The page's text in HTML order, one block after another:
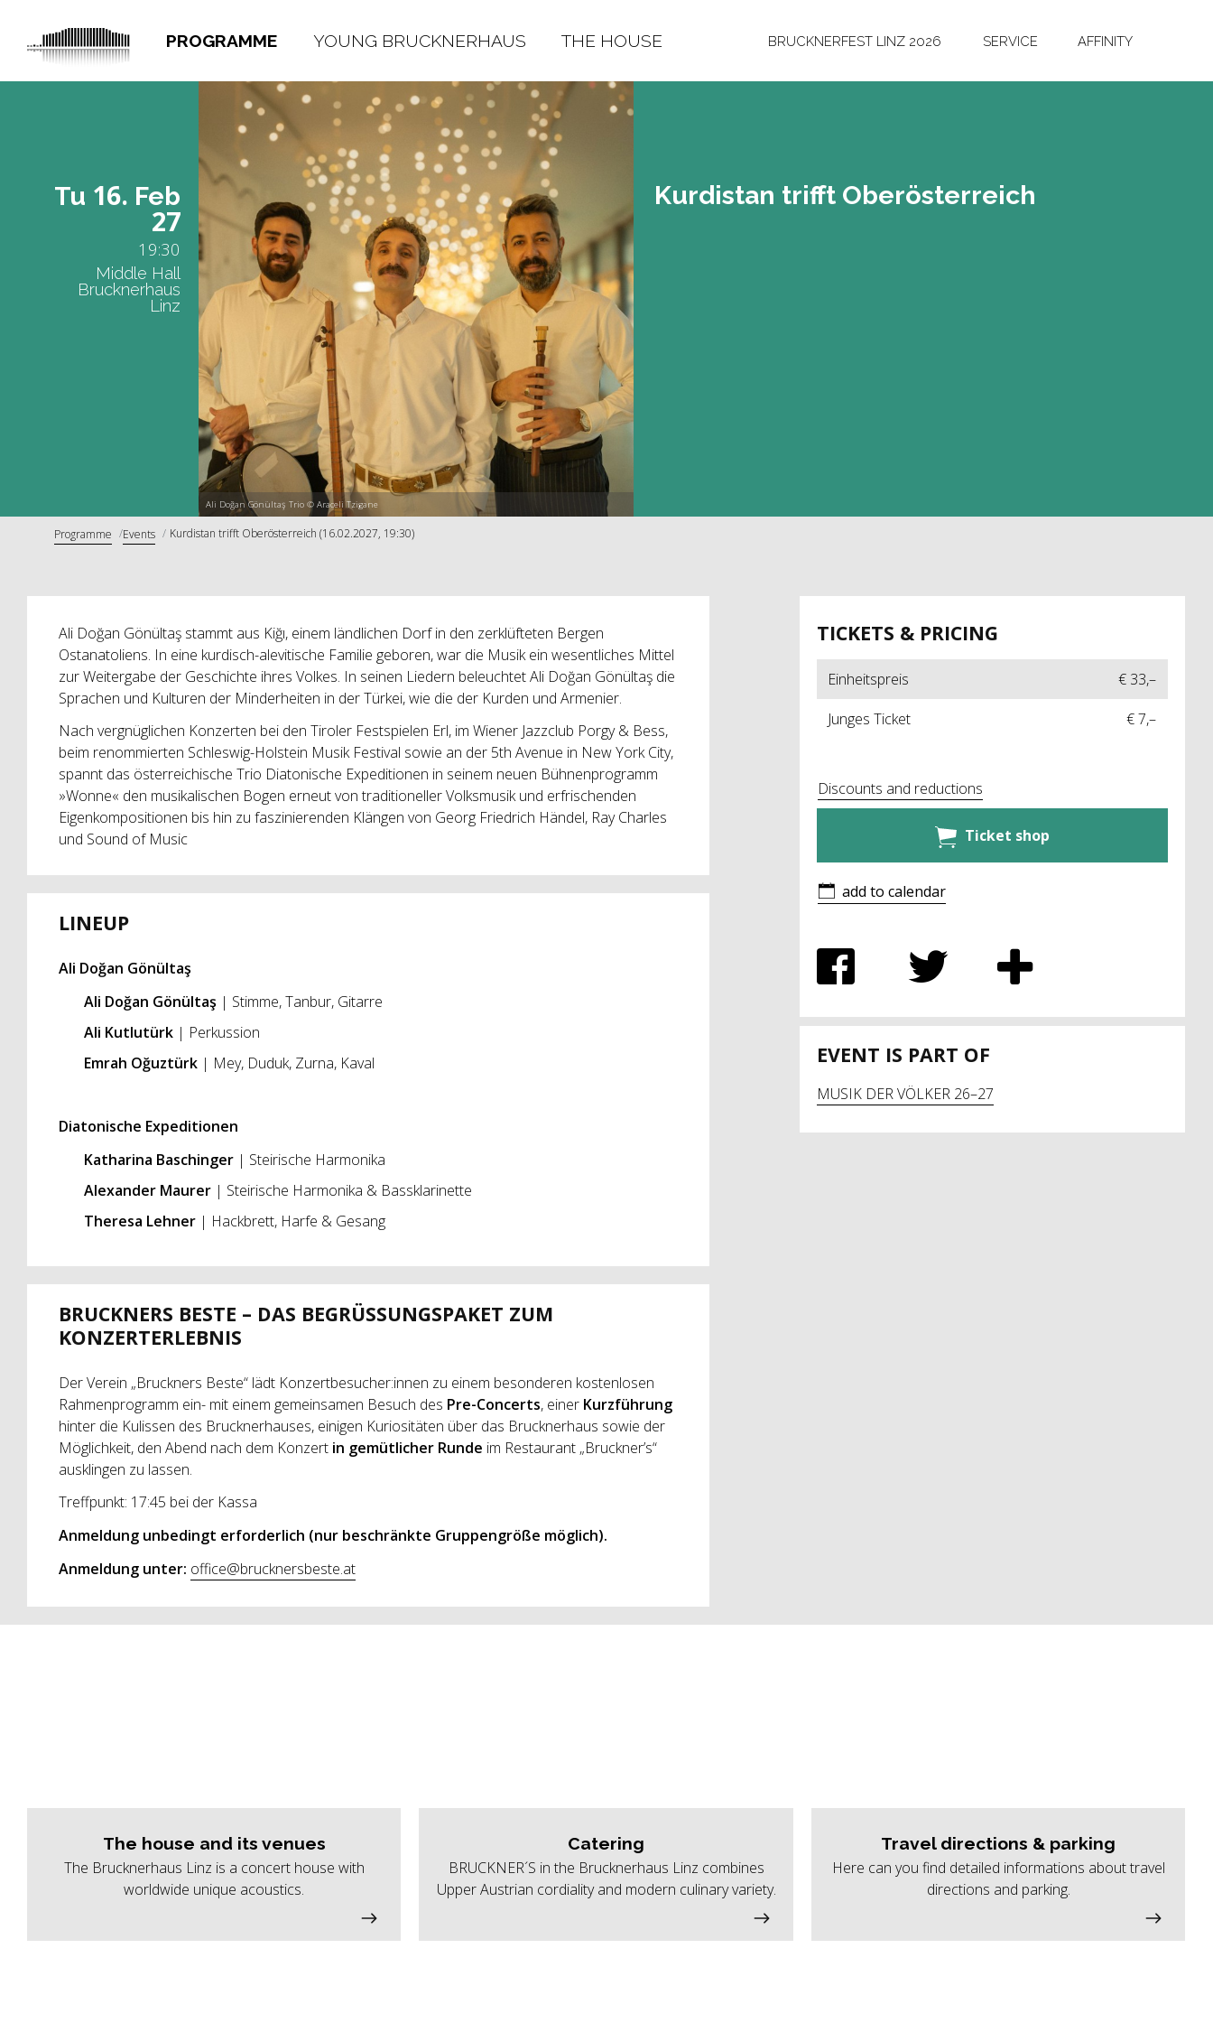
PROGRAMME YOUNG BRUCKNERHAUS THE HOUSE BRUCKNERFEST LINZ 2026 SERVICE AFFINITY
Ali Doğan Gönültaş Trio © Araceli Tzigane
Tu 16. Feb
27
19:30
Middle Hall
Brucknerhaus
Linz
Kur­di­stan trifft Ober­ös­ter­reich
Programme Events Kurdistan trifft Oberösterreich (16.02.2027, 19:30)
Ali Doğan Gönültaş stammt aus Kiğı, einem ländlichen Dorf in den zerklüfteten Bergen
Ostanatoliens. In eine kurdisch-alevitische Familie geboren, war die Musik ein wesentliches Mittel
zur Weitergabe der Geschichte ihres Volkes. In seinen Liedern beleuchtet Ali Doğan Gönültaş die
Sprachen und Kulturen der Minderheiten in der Türkei, wie die der Kurden und Armenier.
Nach vergnüglichen Konzerten bei den Tiroler Festspielen Erl, im Wiener Jazzclub Porgy & Bess,
beim renommierten Schleswig-Holstein Musik Festival sowie an der 5th Avenue in New York City,
spannt das österreichische Trio Diatonische Expeditionen in seinem neuen Bühnenprogramm
»Wonne« den musikalischen Bogen erneut von traditioneller Volksmusik und erfrischenden
Eigenkompositionen bis hin zu faszinierenden Klängen von Georg Friedrich Händel, Ray Charles
und Sound of Music
LINEUP
Ali Doğan Gönültaş
Ali Doğan Gönültaş | Stimme, Tanbur, Gitarre
Ali Kutlutürk| Perkussion
Emrah Oğuztürk | Mey, Duduk, Zurna, Kaval
Diatonische Expeditionen
Katharina Baschinger | Steirische Harmonika
Alexander Maurer | Steirische Harmonika & Bassklarinette
Theresa Lehner | Hackbrett, Harfe & Gesang
BRUCKNERS BESTE – DAS BEGRÜSSUNGSPAKET ZUM
KONZERTERLEBNIS
Der Verein „Bruckners Beste“ lädt Konzertbesucher:innen zu einem besonderen kostenlosen
Rahmenprogramm ein- mit einem gemeinsamen Besuch des Pre-Concerts, einer Kurzführung
hinter die Kulissen des Brucknerhauses, einigen Kuriositäten über das Brucknerhaus sowie der
Möglichkeit, den Abend nach dem Konzert in gemütlicher Runde im Restaurant „Bruckner’s“
ausklingen zu lassen.
Treffpunkt: 17:45 bei der Kassa
Anmeldung unbedingt erforderlich (nur beschränkte Gruppengröße möglich).
Anmeldung unter: office@brucknersbeste.at
TICKETS & PRICING
Einheitspreis
€ 33,–
Junges Ticket
€ 7,–
Discounts and reductions
Ticket shop
add to calendar
EVENT IS PART OF
MUSIK DER VÖLKER 26–27
The house and its venues
The Brucknerhaus Linz is a concert house with
worldwide unique acoustics.
Catering
BRUCKNER´S in the Brucknerhaus Linz combines
Upper Austrian cordiality and modern culinary variety.
Travel directions & parking
Here can you find detailed informations about travel
directions and parking.